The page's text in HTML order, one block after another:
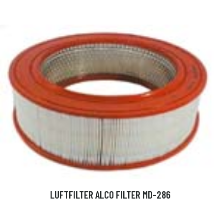
LUFTFILTER ALCO FILTER MD-286